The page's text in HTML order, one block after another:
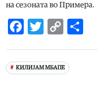
на сезоната во Примера.
Facebook
Twitter
Copy
КИЛИЈАМ МБАПЕ